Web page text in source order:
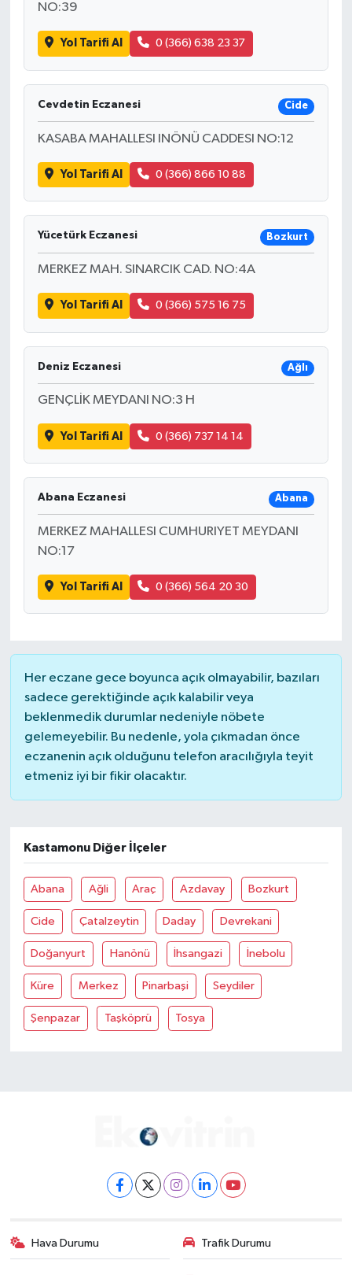
NO:39
Yol Tarifi Al 0 (366) 638 23 37
Cevdetin Eczanesi Cide
KASABA MAHALLESI INÖNÜ CADDESI NO:12
Yol Tarifi Al 0 (366) 866 10 88
Yücetürk Eczanesi Bozkurt
MERKEZ MAH. SINARCIK CAD. NO:4A
Yol Tarifi Al 0 (366) 575 16 75
Deniz Eczanesi Ağlı
GENÇLİK MEYDANI NO:3 H
Yol Tarifi Al 0 (366) 737 14 14
Abana Eczanesi Abana
MERKEZ MAHALLESI CUMHURIYET MEYDANI
NO:17
Yol Tarifi Al 0 (366) 564 20 30
Her eczane gece boyunca açık olmayabilir, bazıları
sadece gerektiğinde açık kalabilir veya
beklenmedik durumlar nedeniyle nöbete
gelemeyebilir. Bu nedenle, yola çıkmadan önce
eczanenin açık olduğunu telefon aracılığıyla teyit
etmeniz iyi bir fikir olacaktır.
Kastamonu Diğer İlçeler
Abana Ağli Araç Azdavay Bozkurt
Cide Çatalzeytin Daday Devrekani
Doğanyurt Hanönü İhsangazi İnebolu
Küre Merkez Pinarbaşi Seydiler
Şenpazar Taşköprü Tosya
Hava Durumu Trafik Durumu